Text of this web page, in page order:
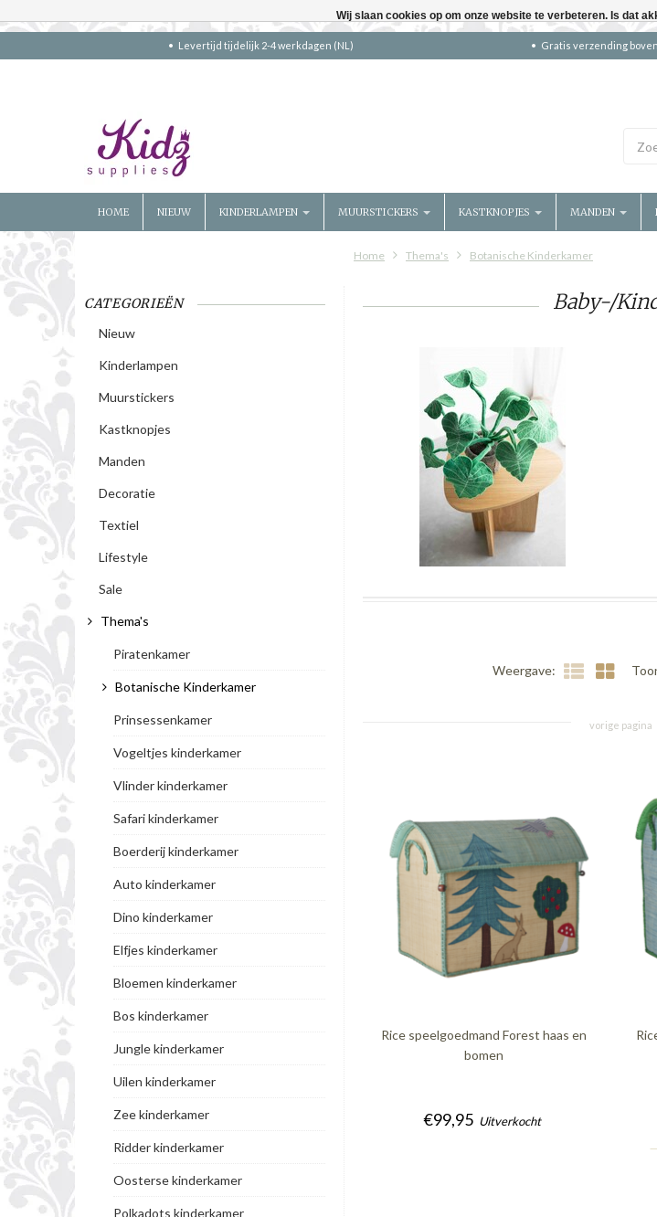
Levertijd tijdelijk 2-4 werkdagen (NL) Gratis verzending
HOME NIEUW KINDERLAMPEN MUURSTICKERS KASTKNOPJES MANDEN
Home Thema's Botanische Kinderkamer
CATEGORIEËN
Nieuw
Kinderlampen
Muurstickers
Kastknopjes
Manden
Decoratie
Textiel
Lifestyle
Sale
Thema's
Piratenkamer
Botanische Kinderkamer
Prinsessenkamer
Vogeltjes kinderkamer
Vlinder kinderkamer
Safari kinderkamer
Boerderij kinderkamer
Auto kinderkamer
Dino kinderkamer
Elfjes kinderkamer
Bloemen kinderkamer
Bos kinderkamer
Jungle kinderkamer
Uilen kinderkamer
Zee kinderkamer
Ridder kinderkamer
Oosterse kinderkamer
Polkadots kinderkamer
Baby-/
Weergave
vorige pagina
Rice speelgoedmand Forest haas en
bomen
€99,95 Uitverkocht
Wij slaan cookies op om onze website te verbeteren. Is dat